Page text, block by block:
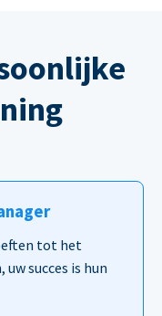
tot het
succes is hun